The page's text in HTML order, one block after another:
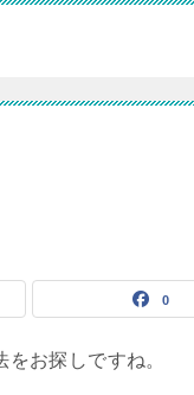
0
お探しですね。